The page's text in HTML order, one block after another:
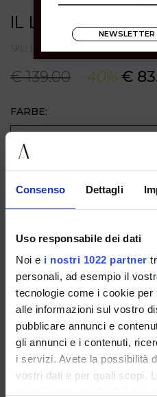
Consenso Dettagli
Uso responsabile dei dati
Noi e i nostri 1022 partner
personali, ad esempio il
tecnologie come i cookie
alle informazioni sul vostro
pubblicare annunci e
gli annunci e i contenuti,
i servizi. Avete la possibilità
vostri dati e per quali scopi.
IL LACCIO
SKU: LILITHVENEZIABRUCIATO
€ 139.00 -40% €
FARBE:
ZUM WARENKORB
VERFÜGBAR IN
LILITHVENEZIACORTECCIA
NEWSLETTER